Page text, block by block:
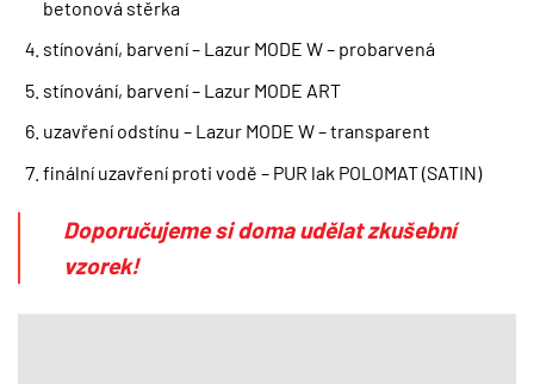
betonová stěrka
stínování, barvení – Lazur MODE W – probarvená
stínování, barvení – Lazur MODE ART
uzavření odstínu – Lazur MODE W – transparent
finální uzavření proti vodě – PUR lak POLOMAT (SATIN)
Doporučujeme si doma udělat zkušební
vzorek!